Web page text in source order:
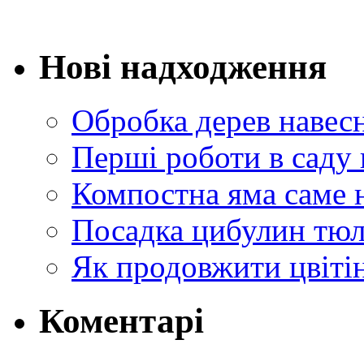
Нові надходження
Обробка дерев
Перші роботи в саду
Компостна яма саме
Посадка цибулин
Як продовжити
Коментарі